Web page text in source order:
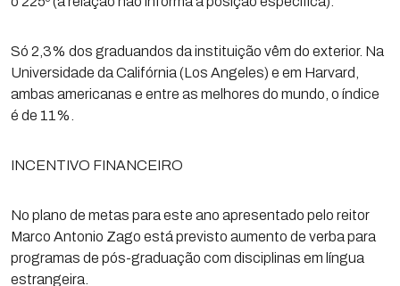
Só 2,3% dos graduandos da instituição vêm do exterior. Na
Universidade da Califórnia (Los Angeles) e em Harvard,
ambas americanas e entre as melhores do mundo, o índice
é de 11%.
INCENTIVO FINANCEIRO
No plano de metas para este ano apresentado pelo reitor
Marco Antonio Zago está previsto aumento de verba para
programas de pós-graduação com disciplinas em língua
estrangeira.